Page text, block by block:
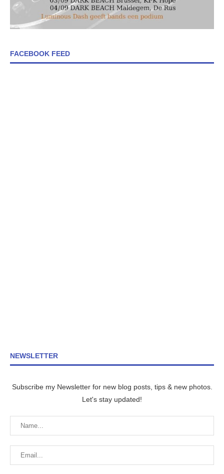
FACEBOOK FEED
NEWSLETTER
Subscribe my Newsletter for new blog posts, tips & new photos.
Let's stay updated!